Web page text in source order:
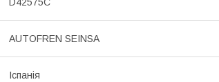
AUTOFREN SEINSA
Іспанія